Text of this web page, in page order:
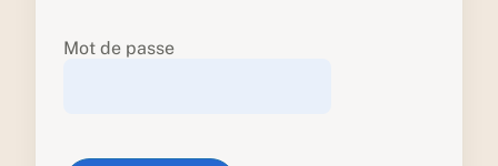
Mot de passe